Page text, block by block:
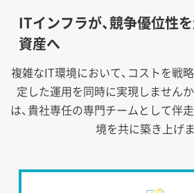
ITインフラが、競争優位性
資産へ
複雑なIT環境において、コストを戦
定した運用を同時に実現しませんか
は、貴社専任の専門チームとして伴
境を共に築き上げま